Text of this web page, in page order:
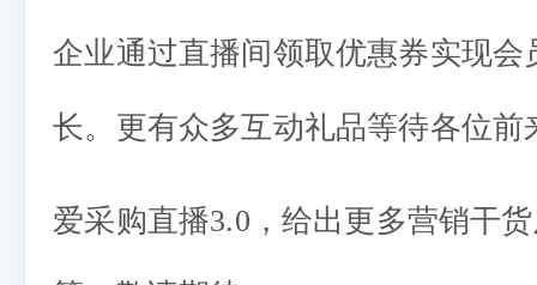
企业通过直播间领取优惠券实现会
长。更有众多互动礼品等待各位前
爱采购直播3.0，给出更多营销干